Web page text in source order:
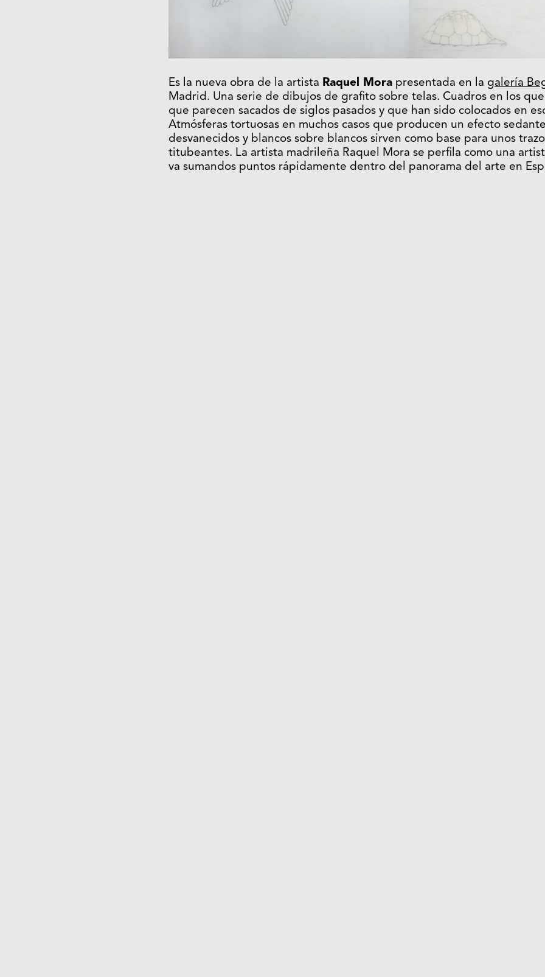
Es la nueva obra de la artista Raquel Mora presentada en la galería
Madrid. Una serie de dibujos de grafito sobre telas. Cuadros en los
que parecen sacados de siglos pasados y que han sido colocados en
Atmósferas tortuosas en muchos casos que producen un efecto
desvanecidos y blancos sobre blancos sirven como base para unos
titubeantes. La artista madrileña Raquel Mora se perfila como una
va sumandos puntos rápidamente dentro del panorama del arte en